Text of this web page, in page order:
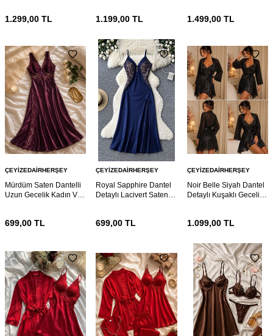
1.299,00 TL 1.199,00 TL 1.499,00TL
ÇEYIZEDAIRHERŞEY
Mürdüm Saten Dantelli
Uzun Gecelik Kadın V
699,00 TL
ÇEYIZEDAIRHERŞEY
Royal Sapphire Dantel
Detaylı Lacivert Saten
7208
699,00 TL
ÇEYIZEDAIRHERŞEY
Noir Belle Siyah Dantel
Detaylı Kuşaklı Gecelik
1.099,00TL